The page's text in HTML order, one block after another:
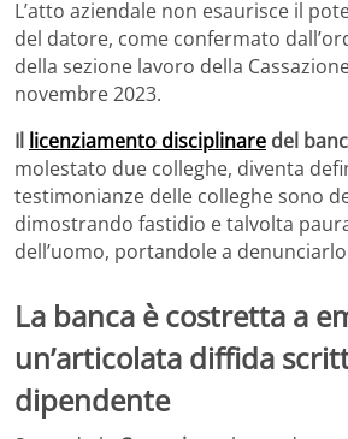
L’atto aziendale non esaurisce il
del datore, come confermato
della sezione lavoro della
novembre 2023.
Il licenziamento disciplinare del
molestato due colleghe, diventa
testimonianze delle colleghe sono
dimostrando fastidio e talvolta
dell’uomo, portandole a
La banca è costretta a
un’articolata diffida
dipendente